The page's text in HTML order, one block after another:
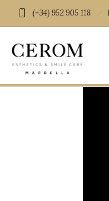
(+34) 952 905 118